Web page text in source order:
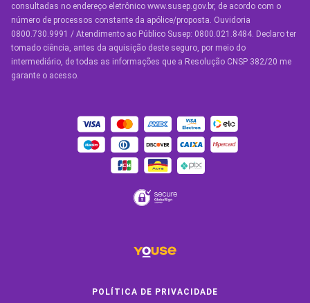
Seguro de Vida
Manual de Assistências
Condições Gerais
OUTROS SERVIÇOS
consultadas no endereço eletrônico www.susep.gov.br, de acordo com o
número de processos constante da apólice/proposta. Ouvidoria
0800.730.9991 / Atendimento ao Público Susep: 0800.021.8484. Declaro ter
tomado ciência, antes da aquisição deste seguro, por meio do
intermediário, de todas as informações que a Resolução CNSP 382/20 me
garante o acesso.
POLÍTICA DE PRIVACIDADE